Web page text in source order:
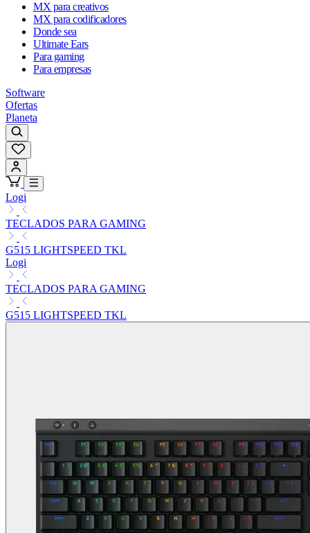
MX para creativos
MX para codificadores
Donde sea
Ultimate Ears
Para gaming
Para empresas
Software
Ofertas
Planeta
Logi
TECLADOS PARA GAMING
G515 LIGHTSPEED TKL
Logi
TECLADOS PARA GAMING
G515 LIGHTSPEED TKL